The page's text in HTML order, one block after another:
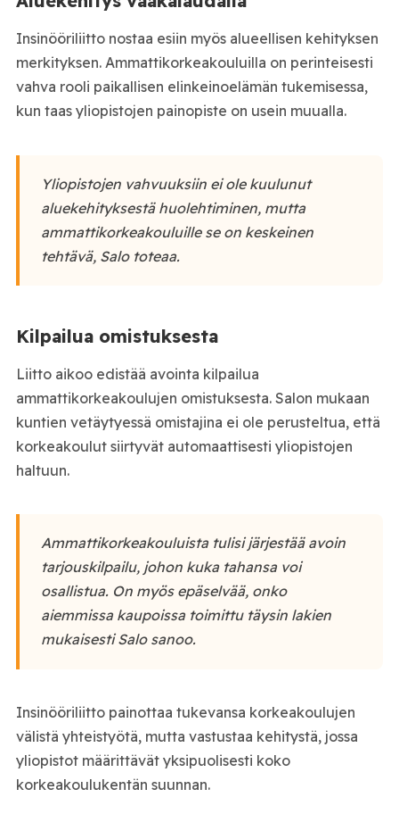
Insinööriliitto nostaa esiin myös alueellisen kehityksen
merkityksen. Ammattikorkeakouluilla on perinteisesti
vahva rooli paikallisen elinkeinoelämän tukemisessa,
kun taas yliopistojen painopiste on usein muualla.
Yliopistojen vahvuuksiin ei ole kuulunut
aluekehityksestä huolehtiminen, mutta
ammattikorkeakouluille se on keskeinen
tehtävä, Salo toteaa.
Kilpailua omistuksesta
Liitto aikoo edistää avointa kilpailua
ammattikorkeakoulujen omistuksesta. Salon mukaan
kuntien vetäytyessä omistajina ei ole perusteltua, että
korkeakoulut siirtyvät automaattisesti yliopistojen
haltuun.
Ammattikorkeakouluista tulisi järjestää avoin
tarjouskilpailu, johon kuka tahansa voi
osallistua. On myös epäselvää, onko
aiemmissa kaupoissa toimittu täysin lakien
mukaisesti Salo sanoo.
Insinööriliitto painottaa tukevansa korkeakoulujen
välistä yhteistyötä, mutta vastustaa kehitystä, jossa
yliopistot määrittävät yksipuolisesti koko
korkeakoulukentän suunnan.